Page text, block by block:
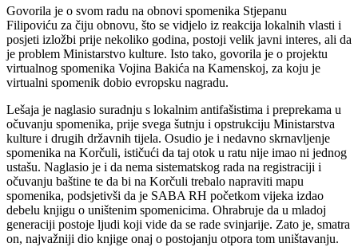
Govorila je o svom radu na obnovi spomenika Stjepanu
Filipoviću za čiju obnovu, što se vidjelo iz reakcija lokalnih vlasti i
posjeti izložbi prije nekoliko godina, postoji velik javni interes, ali da
je problem Ministarstvo kulture. Isto tako, govorila je o projektu
virtualnog spomenika Vojina Bakića na Kamenskoj, za koju je
virtualni spomenik dobio evropsku nagradu.
Lešaja je naglasio suradnju s lokalnim antifašistima i preprekama u
očuvanju spomenika, prije svega šutnju i opstrukciju Ministarstva
kulture i drugih državnih tijela. Osudio je i nedavno skrnavljenje
spomenika na Korčuli, ističući da taj otok u ratu nije imao ni jednog
ustašu. Naglasio je i da nema sistematskog rada na registraciji i
očuvanju baštine te da bi na Korčuli trebalo napraviti mapu
spomenika, podsjetivši da je SABA RH početkom vijeka izdao
debelu knjigu o uništenim spomenicima. Ohrabruje da u mladoj
generaciji postoje ljudi koji vide da se rade svinjarije. Zato je, smatra
on, najvažniji dio knjige onaj o postojanju otpora tom uništavanju.